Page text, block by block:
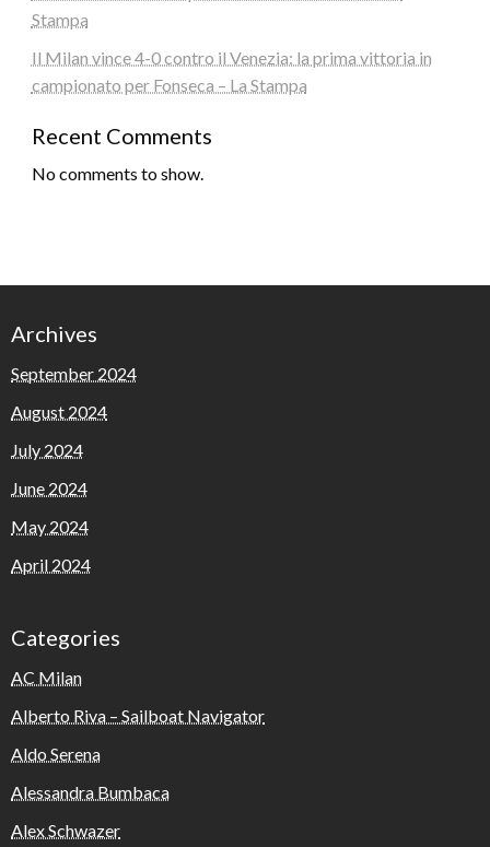
Stampa
Il Milan vince 4-0 contro il Venezia: la prima vittoria in
campionato per Fonseca – La Stampa
Recent Comments
No comments to show.
Archives
September 2024
August 2024
July 2024
June 2024
May 2024
April 2024
Categories
AC Milan
Alberto Riva – Sailboat Navigator
Aldo Serena
Alessandra Bumbaca
Alex Schwazer